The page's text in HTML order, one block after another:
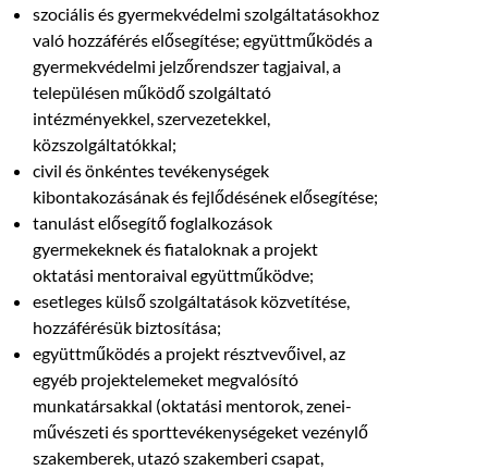
szociális és gyermekvédelmi szolgáltatásokhoz
való hozzáférés elősegítése; együttműködés a
gyermekvédelmi jelzőrendszer tagjaival, a
településen működő szolgáltató
intézményekkel, szervezetekkel,
közszolgáltatókkal;
civil és önkéntes tevékenységek
kibontakozásának és fejlődésének elősegítése;
tanulást elősegítő foglalkozások
gyermekeknek és fiataloknak a projekt
oktatási mentoraival együttműködve;
esetleges külső szolgáltatások közvetítése,
hozzáférésük biztosítása;
együttműködés a projekt résztvevőivel, az
egyéb projektelemeket megvalósító
munkatársakkal (oktatási mentorok, zenei-
művészeti és sporttevékenységeket vezénylő
szakemberek, utazó szakemberi csapat,